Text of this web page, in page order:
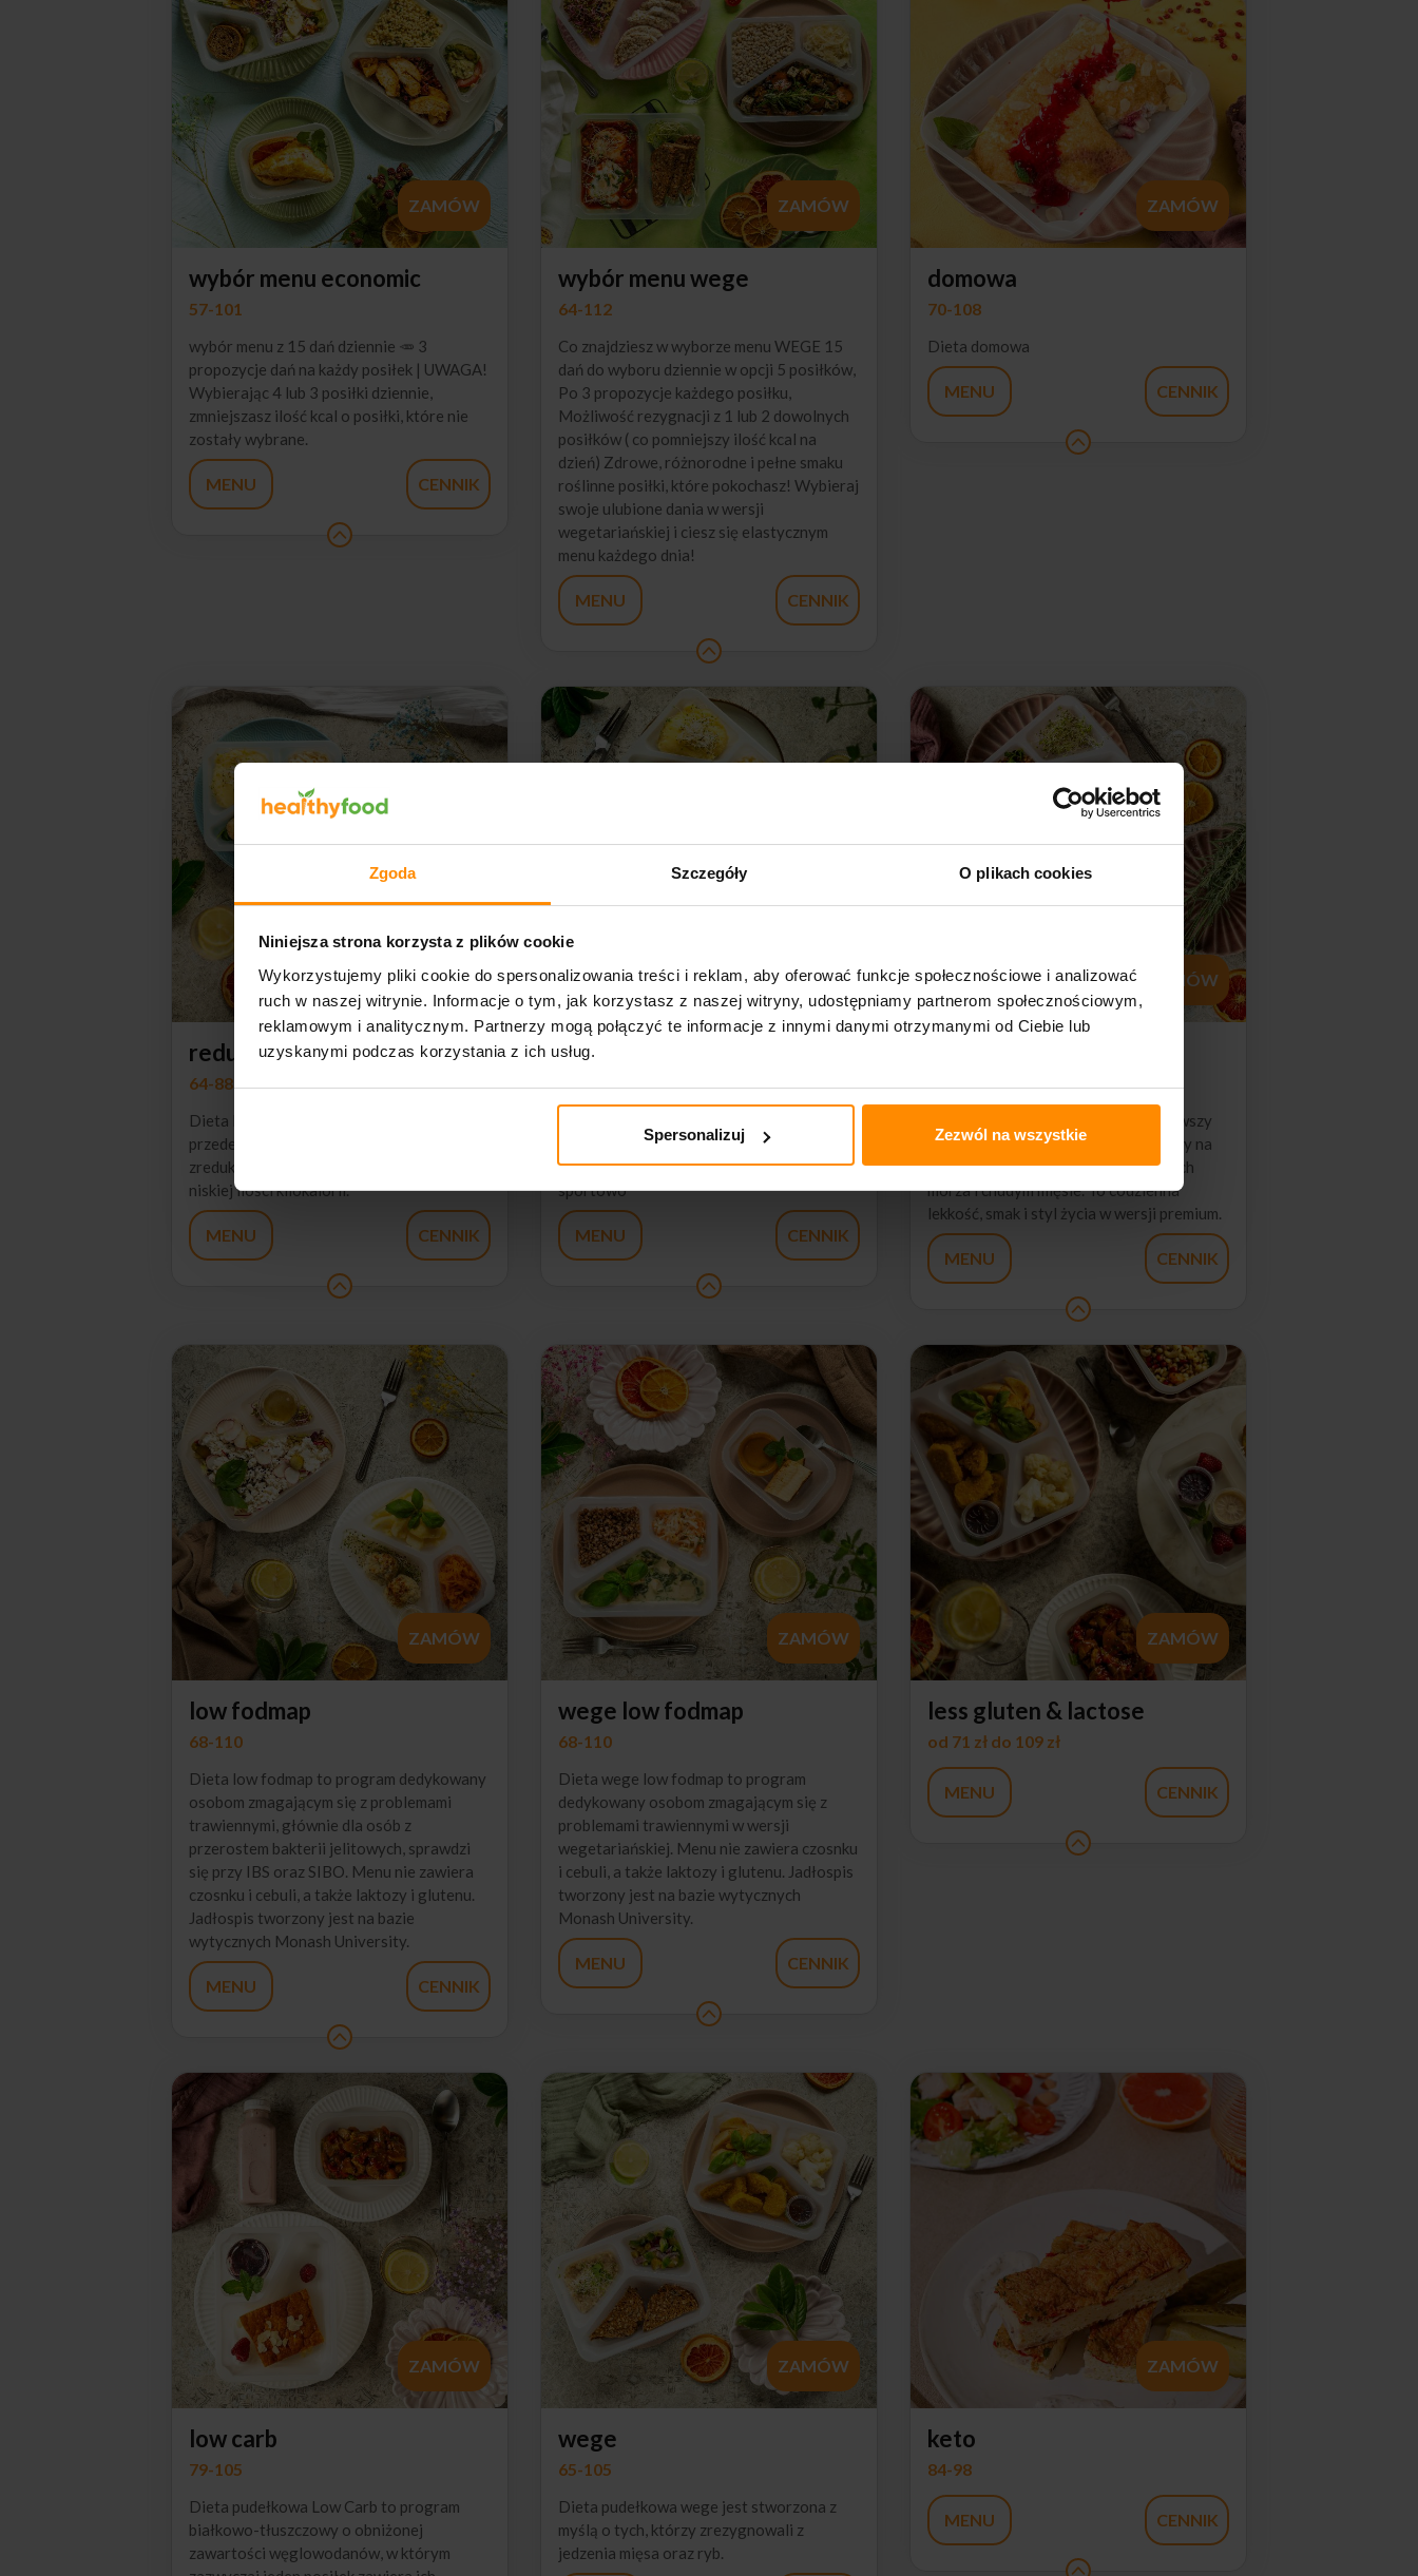
Zgoda Szczegóły O plikach cookies
Niniejsza strona korzysta z plików cookie
Wykorzystujemy pliki cookie do spersonalizowania treści i reklam, aby oferować funkcje społecznościowe i analizować
ruch w naszej witrynie. Informacje o tym, jak korzystasz z naszej witryny, udostępniamy partnerom społecznościowym,
reklamowym i analitycznym. Partnerzy mogą połączyć te informacje z innymi danymi otrzymanymi od Ciebie lub
uzyskanymi podczas korzystania z ich usług.
Spersonalizuj Zezwól na wszystkie
wybór menu economic
57-101
ZAMÓW
wybór menu z 15 dań dziennie 🥕 3
propozycje dań na każdy posiłek | UWAGA!
Wybierając 4 lub 3 posiłki dziennie,
zmniejszasz ilość kcal o posiłki, które nie
zostały wybrane.
MENU CENNIK
wybór menu wege
64-112
ZAMÓW
Co znajdziesz w wyborze menu WEGE 15
dań do wyboru dziennie w opcji 5 posiłków,
Po 3 propozycje każdego posiłku,
Możliwość rezygnacji z 1 lub 2 dowolnych
posiłków ( co pomniejszy ilość kcal na
dzień) Zdrowe, różnorodne i pełne smaku
roślinne posiłki, które pokochasz! Wybieraj
swoje ulubione dania w wersji
wegetariańskiej i ciesz się elastycznym
menu każdego dnia!
MENU CENNIK
domowa
70-108
ZAMÓW
Dieta domowa
MENU CENNIK
redukcyjna
64-88
ZAMÓW
Dieta Redukcyjna została stworzona
przede wszystkim dla osób chcących
zredukować masę ciała i oparta jest na
niskiej ilości kilokalorii.
MENU CENNIK
dla aktywnych
75-108
ZAMÓW
zaprojektowana dla tych, którzy po prostu
chcą zdrowo się odżywiać i są aktywni
sportowo
MENU CENNIK
72-102
ZAMÓW
Dieta śródziemnomorska to najzdrowszy
model żywieniowy na świecie – oparty na
świeżych warzywach, rybach, owocach
morza i chudym mięsie. To codzienna
lekkość, smak i styl życia w wersji premium.
MENU CENNIK
low fodmap
68-110
ZAMÓW
Dieta low fodmap to program dedykowany
osobom zmagającym się z problemami
trawiennymi, głównie dla osób z
przerostem bakterii jelitowych, sprawdzi
się przy IBS oraz SIBO. Menu nie zawiera
czosnku i cebuli, a także laktozy i glutenu.
Jadłospis tworzony jest na bazie
wytycznych Monash University.
MENU CENNIK
wege low fodmap
68-110
ZAMÓW
Dieta wege low fodmap to program
dedykowany osobom zmagającym się z
problemami trawiennymi w wersji
wegetariańskiej. Menu nie zawiera czosnku
i cebuli, a także laktozy i glutenu. Jadłospis
tworzony jest na bazie wytycznych
Monash University.
MENU CENNIK
less gluten & lactose
od 71 zł do 109 zł
ZAMÓW
MENU CENNIK
low carb
79-105
ZAMÓW
Dieta pudełkowa Low Carb to program
białkowo-tłuszczowy o obniżonej
zawartości węglowodanów, w którym
wege
65-105
ZAMÓW
Dieta pudełkowa wege jest stworzona z
myślą o tych, którzy zrezygnowali z
jedzenia mięsa oraz ryb.
keto
84-98
ZAMÓW
MENU CENNIK